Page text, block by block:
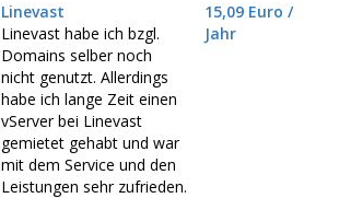
Linevast
Linevast habe ich bzgl.
Domains selber noch
nicht genutzt. Allerdings
habe ich lange Zeit einen
vServer bei Linevast
gemietet gehabt und war
mit dem Service und den
Leistungen sehr zufrieden.
15,09 Euro /
Jahr